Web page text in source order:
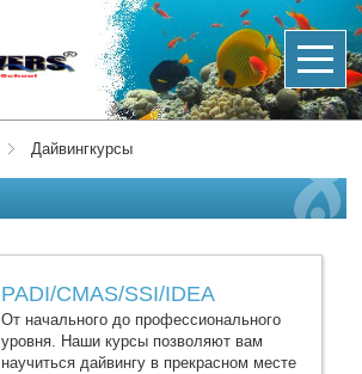
Дайвингкурсы
PADI/CMAS/SSI/IDEA
От начального до профессионального
уровня. Наши курсы позволяют вам
научиться дайвингу в прекрасном месте